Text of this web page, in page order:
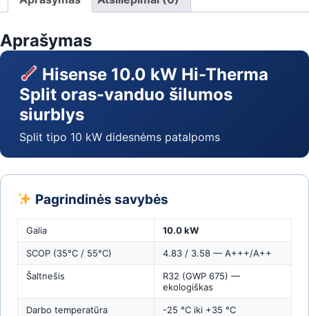
oras-
šilumos
siurblys
(AHW-
100HCDS1
AHM-
100HCDSAA)
Aprašymas
Hisense 10.0 kW Hi-Therma
Split oras-vanduo šilumos
siurblys
Split tipo 10 kW didesnėms patalpoms
Pagrindinės savybės
Galia 10.0 kW
SCOP (35°C / 55°C) 4.83 / 3.58 — A+++/A++
Šaltnešis
R32 (GWP 675) —
ekologiškas
Darbo temperatūra -25 °C iki +35 °C